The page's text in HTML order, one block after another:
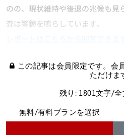
のの、現状維持や後退の兆候も見
査は警鐘を鳴らしています。
この記事は会員限定です。会
ただけま
残り: 1801文字/
無料/有料プランを選択